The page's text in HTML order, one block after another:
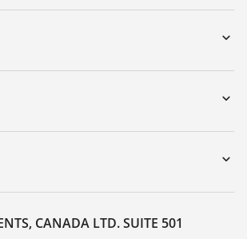
de série
diélectriques
CANADA LTD. SUITE 501